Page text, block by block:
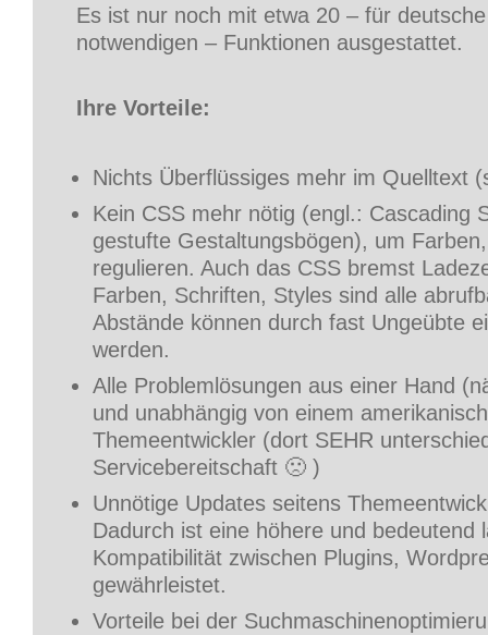
Es ist nur noch mit etwa 20 – für
notwendigen – Funktionen ausgestattet.
Ihre Vorteile:
Nichts Überflüssiges mehr im Quelltext
Kein CSS mehr nötig (engl.: Cascading
gestufte Gestaltungsbögen), um
regulieren. Auch das CSS bremst
Farben, Schriften, Styles sind alle
Abstände können durch fast Ungeübte
werden.
Alle Problemlösungen aus einer Hand
und unabhängig von einem
Themeentwickler (dort SEHR
Servicebereitschaft 🙁 )
Unnötige Updates seitens
Dadurch ist eine höhere und bedeutend
Kompatibilität zwischen Plugins,
gewährleistet.
Vorteile bei der